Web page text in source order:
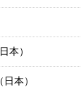
本）
本）